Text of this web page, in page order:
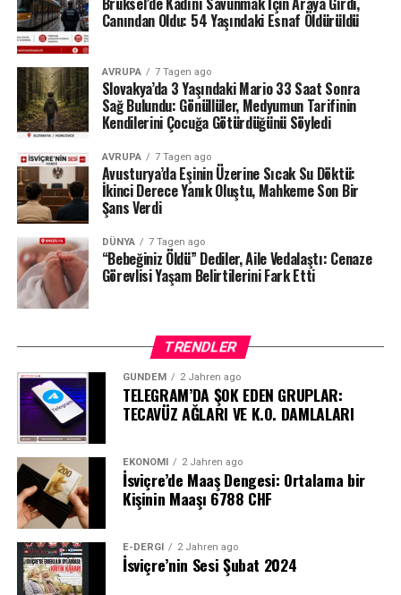
tarafından da düzenli olarak denetlendiğini hatırlattı.
Milyonlarca liralık para transferleri ve şoförün iddiaları
üzerinden derinleşen soruşturmada gözler, yargı
makamlarının atacağı bir sonraki adıma çevrilmiş
durumda.#ahbap#turkiye#sondakika
Canından Oldu: 54 Yaşındaki Esnaf Öldürüldü
AVRUPA 7 Tagen ago
Slovakya’da 3 Yaşındaki Mario 33 Saat Sonra
Sağ Bulundu: Gönüllüler, Medyumun Tarifinin
Kendilerini Çocuğa Götürdüğünü Söyledi
AVRUPA 7 Tagen ago
Avusturya’da Eşinin Üzerine Sıcak Su Döktü:
İkinci Derece Yanık Oluştu, Mahkeme Son Bir
Şans Verdi
DÜNYA 7 Tagen ago
“Bebeğiniz Öldü” Dediler, Aile Vedalaştı: Cenaze
Görevlisi Yaşam Belirtilerini Fark Etti
TRENDLER
GÜNDEM 2 Jahren ago
TELEGRAM’DA ŞOK EDEN GRUPLAR:
TECAVÜZ AĞLARI VE K.O. DAMLALARI
EKONOMI 2 Jahren ago
İsviçre’de Maaş Dengesi: Ortalama bir
Kişinin Maaşı 6788 CHF
E-DERGI 2 Jahren ago
İsviçre’nin Sesi Şubat 2024